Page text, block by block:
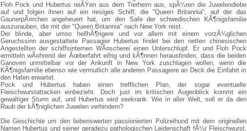
Floh Pock und Hubertus reiÃŸen aus dem Tierheim aus, spÃ¼ren die Juwelendiebe
auf und folgen ihnen auf ein riesiges Schiff, die "Queen Britannia", auf der das
GaunerpÃ¤rchen angeheuert hat, um den Safe der schwedischen KÃ¶nigsfamilie
auszurauben, die mit der "Queen Britannia" nach New York reist.
Der blinde, aber umso hellhÃ¶rigere und vor allem mit einem vorzÃ¼glichen
Geruchssinn ausgestattete Passagier Hubertus findet bei den netten chinesischen
Angestellten der schiffsinternen WÃ¤scherei einen Unterschlupf. Er und Floh Pock
ermitteln wÃ¤hrend der Ãœberfahrt eifrig und kÃ¶nnen herausfinden, dass die beiden
Ganoven unmittelbar vor der Ankunft in New York zuschlagen wollen, wenn die
KÃ¶nigsfamilie ebenso wie vermutlich alle anderen Passagiere an Deck die Einfahrt in
den Hafen erwartet.
Pock und Hubertus haben einen trefflichen Plan, der sogar eventuelle
Fleischwurstattacken einbezieht. Doch just im kritischen Augenblick kommt ein
gewaltiger Sturm auf, und Hubertus wird seekrank. Wie in aller Welt, soll er da den
Raub der kÃ¶niglichen Juwelen verhindern?
Die Geschichte um den liebenswerten passionierten Polizeihund mit dem originellen
Namen Hubertus und seiner geradezu pathologischen Leidenschaft fÃ¼r Fleischwurst,